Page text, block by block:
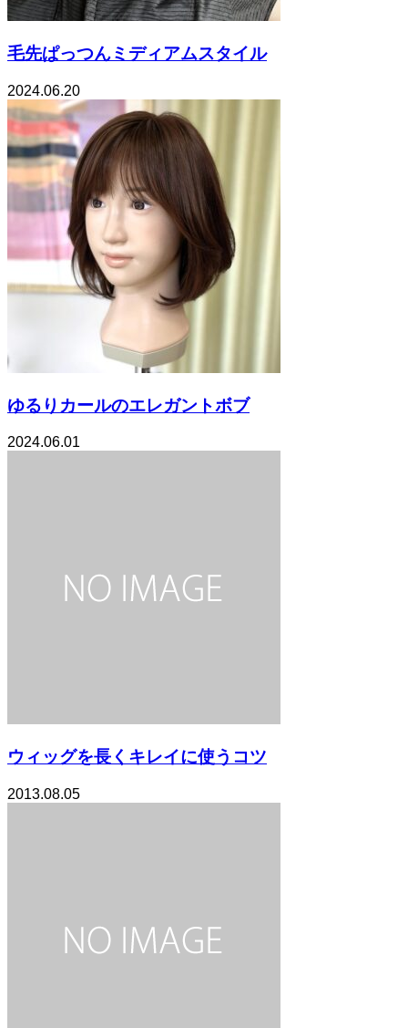
毛先ぱっつんミディアムスタイル
2024.06.20
ゆるりカールのエレガントボブ
2024.06.01
ウィッグを長くキレイに使うコツ
2013.08.05